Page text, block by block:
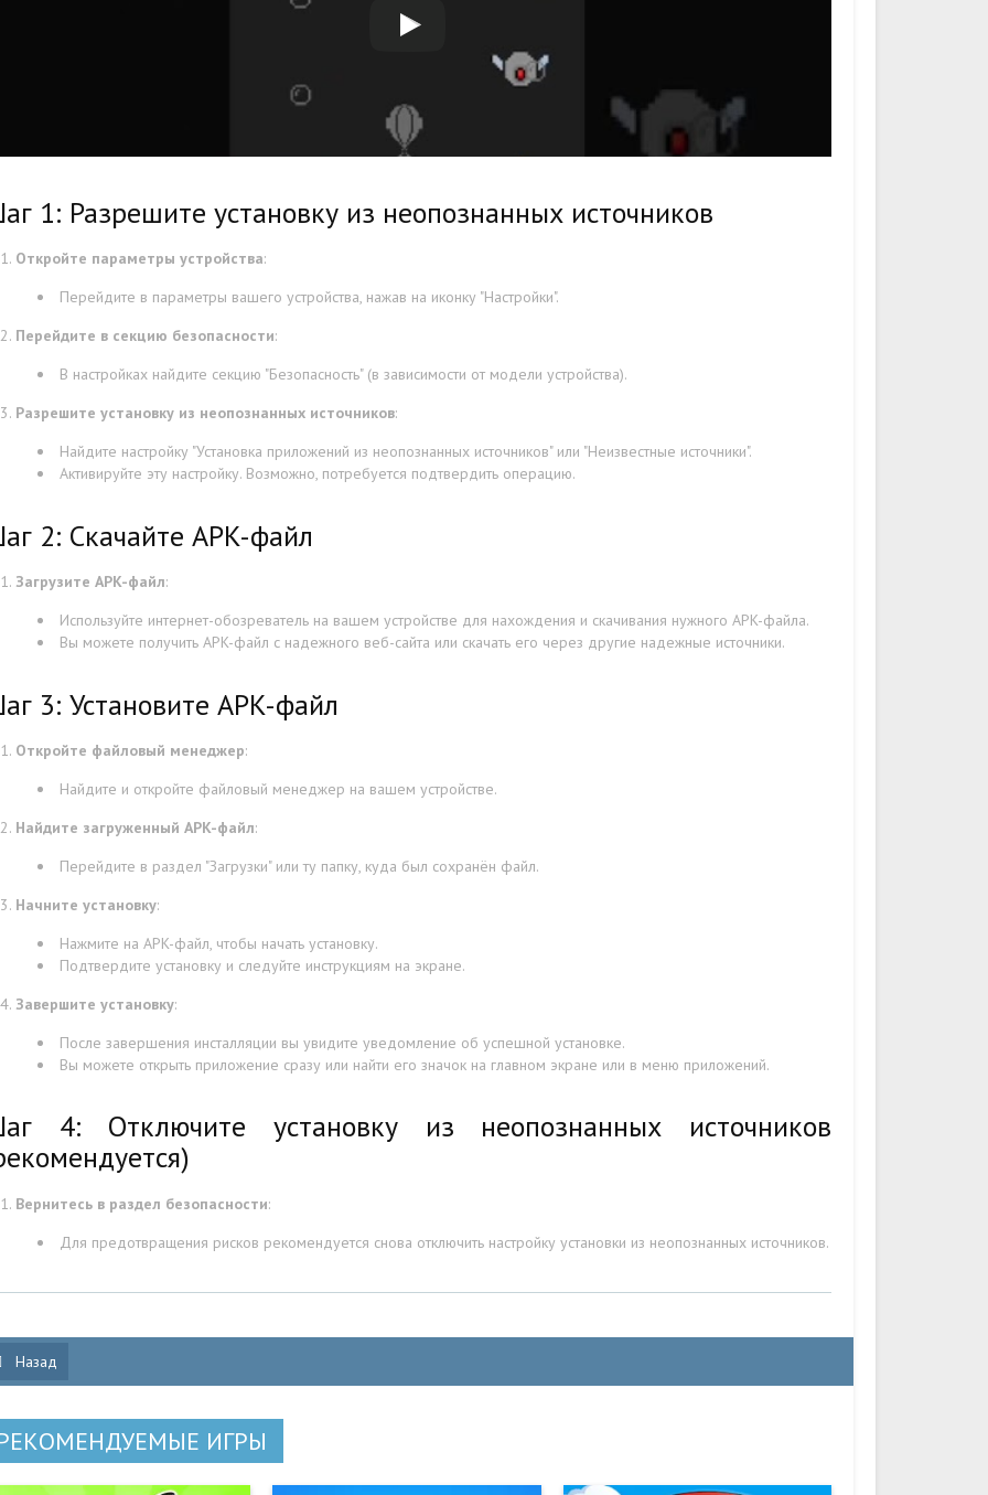
1: Разрешите установку из неопознанных источников
Откройте параметры устройства:
Перейдите в параметры вашего устройства, нажав на иконку "Настройки".
Перейдите в секцию безопасности:
В настройках найдите секцию "Безопасность" (в зависимости от модели устройства).
Разрешите установку из неопознанных источников:
Найдите настройку "Установка приложений из неопознанных источников" или "Неизвестные источники".
Активируйте эту настройку. Возможно, потребуется подтвердить операцию.
2: Скачайте APK-файл
Загрузите APK-файл:
Используйте интернет-обозреватель на вашем устройстве для нахождения и скачивания нужного APK-файла.
Вы можете получить APK-файл с надежного веб-сайта или скачать его через другие надежные источники.
3: Установите APK-файл
Откройте файловый менеджер:
Найдите и откройте файловый менеджер на вашем устройстве.
Найдите загруженный APK-файл:
Перейдите в раздел "Загрузки" или ту папку, куда был сохранён файл.
Начните установку:
Нажмите на APK-файл, чтобы начать установку.
Подтвердите установку и следуйте инструкциям на экране.
Завершите установку:
После завершения инсталляции вы увидите уведомление об успешной установке.
Вы можете открыть приложение сразу или найти его значок на главном экране или в меню приложений.
4: Отключите установку из неопознанных источников
Вернитесь в раздел безопасности:
Для предотвращения рисков рекомендуется снова отключить настройку установки из неопознанных источников.
Назад
ИГРЫ